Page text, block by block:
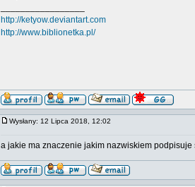
http://ketyow.deviantart.com
http://www.biblionetka.pl/
Wysłany: 12 Lipca 2018, 12:02
a jakie ma znaczenie jakim nazwiskiem podpisuje